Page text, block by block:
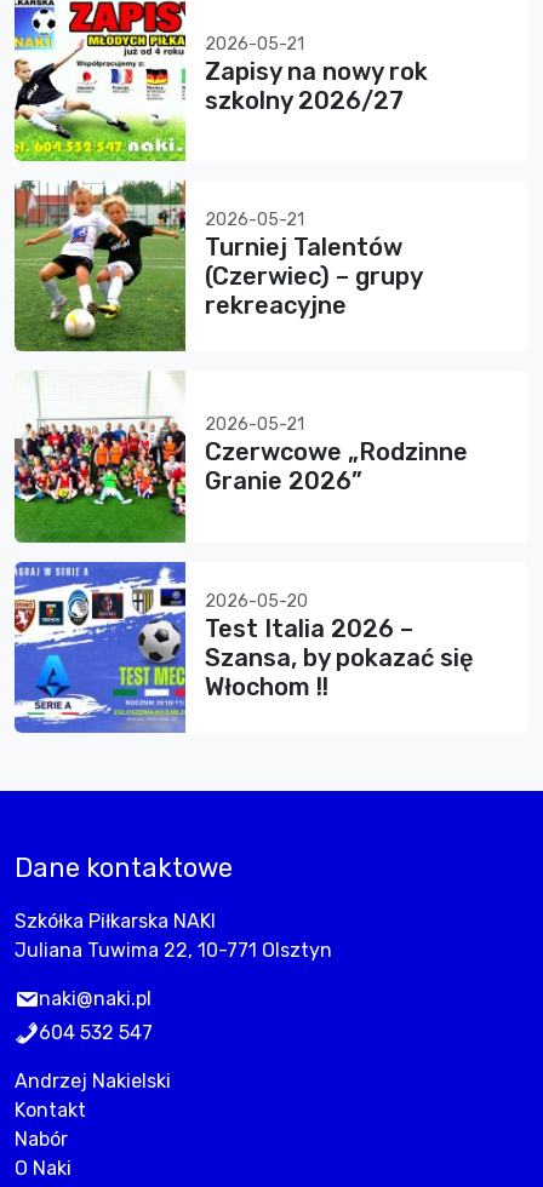
2026-05-21
Zapisy na nowy rok
szkolny 2026/27
2026-05-21
Turniej Talentów
(Czerwiec) – grupy
rekreacyjne
2026-05-21
Czerwcowe „Rodzinne
Granie 2026”
2026-05-20
Test Italia 2026 –
Szansa, by pokazać się
Włochom !!
Dane kontaktowe
Szkółka Piłkarska NAKI
Juliana Tuwima 22, 10-771 Olsztyn
naki@naki.pl
604 532 547
Andrzej Nakielski
Kontakt
Nabór
O Naki